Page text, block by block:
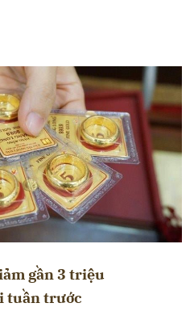
gần 3 triệu
tuần trước